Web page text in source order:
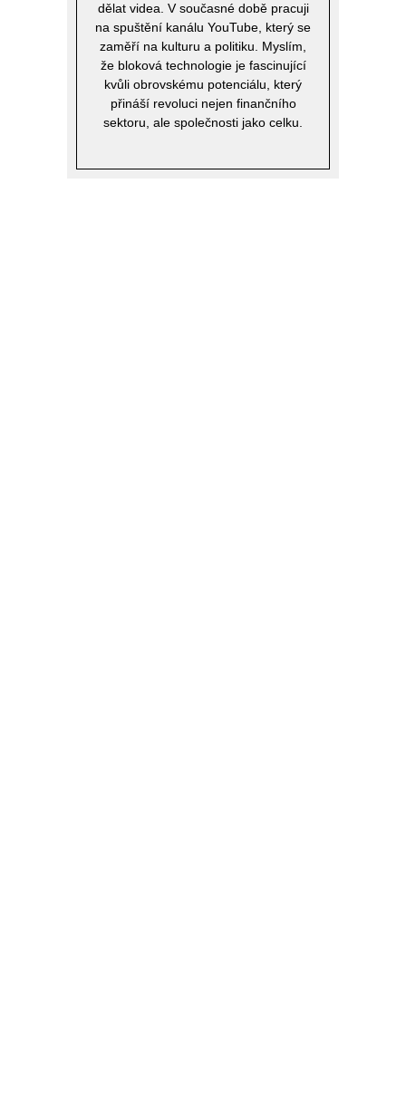
dělat videa. V současné době pracuji
na spuštění kanálu YouTube, který se
zaměří na kulturu a politiku. Myslím,
že bloková technologie je fascinující
kvůli obrovskému potenciálu, který
přináší revoluci nejen finančního
sektoru, ale společnosti jako celku.